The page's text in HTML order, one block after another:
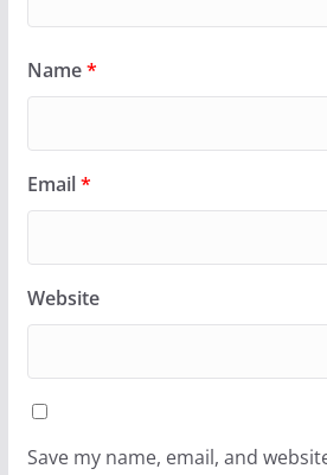
Name*
Email*
Website
Save my name, email, and